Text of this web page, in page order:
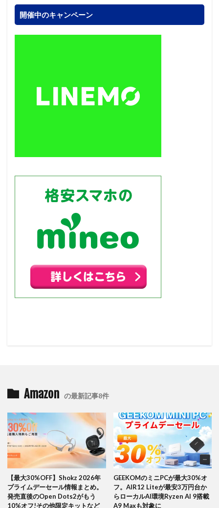
開催中のキャンペーン
Amazon の最新記事8件
【最大30%OFF】Shokz 2026年
プライムデーセール情報まとめ。
発売直後のOpen Dots2がもう
10%オフ!その他限定キットなど
GEEKOMのミニPCが最大30%オ
フ。AIR12 Liteが最安3万円台か
らローカルAI環境Ryzen AI 9搭載
A9 Maxも対象に